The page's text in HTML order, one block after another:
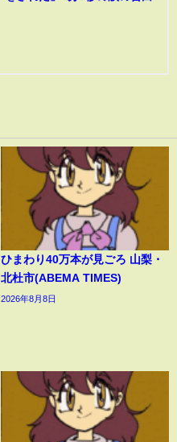
ひまわり40万本が見ごろ 山梨・
北杜市(ABEMA TIMES)
2026年8月8日